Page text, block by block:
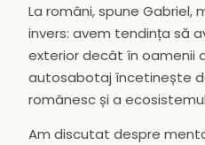
La români, spune
invers: avem tendința să
exterior decât în oamenii
autosabotaj încetinește
românesc și a
Am discutat despre